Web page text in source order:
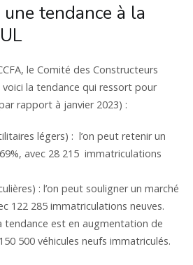
tendance à la
le Comité des Constructeurs
voici la tendance qui ressort pour
rapport à janvier 2023) :
légers) : l’on peut retenir un
avec 28 215 immatriculations
: l’on peut souligner un marché
122 285 immatriculations neuves.
tendance est en augmentation de
500 véhicules neufs immatriculés.